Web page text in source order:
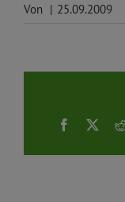
Von | 25.09.2009
Facebook
X